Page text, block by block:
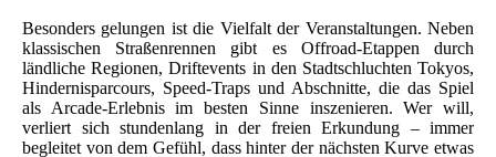
Besonders gelungen ist die Vielfalt der Veranstaltungen. Neben
klassischen Straßenrennen gibt es Offroad-Etappen durch
ländliche Regionen, Driftevents in den Stadtschluchten Tokyos,
Hindernisparcours, Speed-Traps und Abschnitte, die das Spiel
als Arcade-Erlebnis im besten Sinne inszenieren. Wer will,
verliert sich stundenlang in der freien Erkundung – immer
begleitet von dem Gefühl, dass hinter der nächsten Kurve etwas